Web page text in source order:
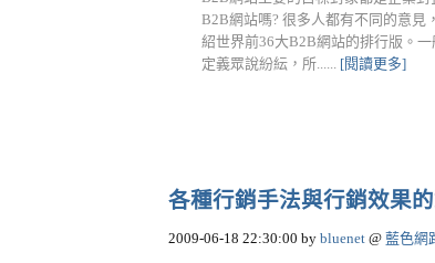
B2B網站嗎? 很多人都有不同的意
紹世界前36大B2B網站的排行版。
定義眾說紛紜，所...... [閱讀更多]
各種行銷手法與行銷效果
2009-06-18 22:30:00 by bluenet @ 藍色網